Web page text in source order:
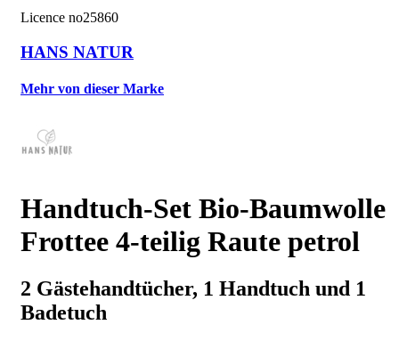
Licence no25860
HANS NATUR
Mehr von dieser Marke
Handtuch-Set Bio-Baumwolle
Frottee 4-teilig Raute petrol
2 Gästehandtücher, 1 Handtuch und 1
Badetuch